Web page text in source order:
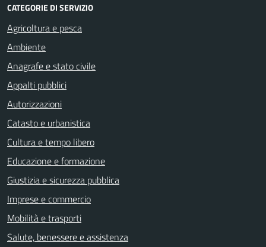
CATEGORIE DI SERVIZIO
Agricoltura e pesca
Ambiente
Anagrafe e stato civile
Appalti pubblici
Autorizzazioni
Catasto e urbanistica
Cultura e tempo libero
Educazione e formazione
Giustizia e sicurezza pubblica
Imprese e commercio
Mobilità e trasporti
Salute, benessere e assistenza